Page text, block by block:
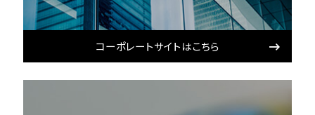
コーポレートサイトはこちら